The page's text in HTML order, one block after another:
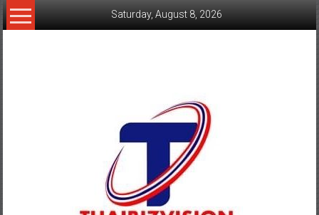
Skip
to
Saturday, August 8, 2026